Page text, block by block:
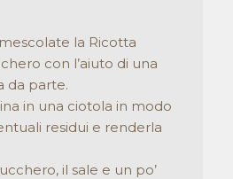
la Ricotta
con l’aiuto di una
da parte.
in una ciotola in modo
residui e renderla
il sale e un po’